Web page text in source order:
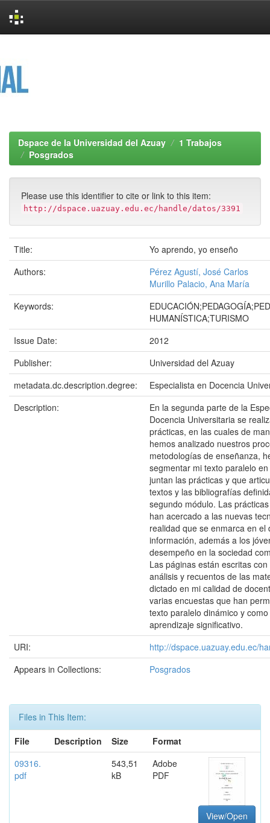
Dspace de la Universidad del Azuay
1 Trabajos
Posgrados
Please use this identifier to cite or link to this item:
http://dspace.uazuay.edu.ec/handle/datos/3391
Title:
Yo aprendo, yo enseño
Authors:
Pérez Agustí, José Carlos
Murillo Palacio, Ana María
Keywords:
HUMANÍSTICA;TURISMO
Issue Date:
2012
Publisher:
Universidad del Azuay
metadata.dc.description.degree:
Especialista en Docencia
Description:
En la segunda parte de la
Docencia Universitaria se
prácticas, en las cuales de
hemos analizado nuestros
metodologías de enseñanza,
segmentar mi texto paralelo
juntan las prácticas y que
textos y las bibliografías
segundo módulo. Las
han acercado a las nuevas
realidad que se enmarca en el
información, además a los
desempeño en la sociedad
Las páginas están escritas
análisis y recuentos de las
dictado en mi calidad de
varias encuestas que han
texto paralelo dinámico y
aprendizaje significativo.
URI:
http://dspace.uazuay.edu.ec/
Appears in Collections:
Posgrados
Files in This Item:
File
Description Size
Format
09316.
pdf
543,51
kB
Adobe
PDF
View/Open